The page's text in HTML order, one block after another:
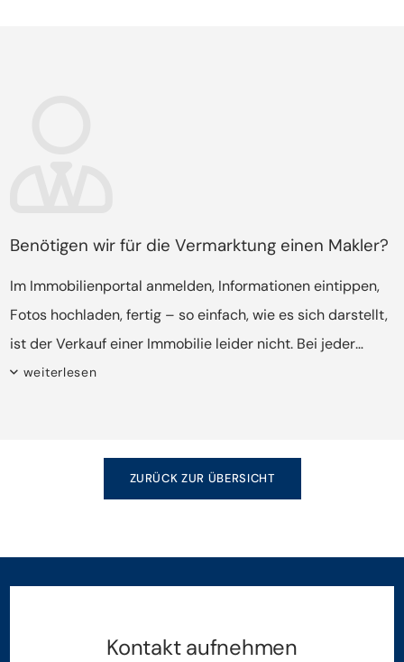
Benötigen wir für die Vermarktung einen Makler?
Im Immobilienportal anmelden, Informationen eintippen,
Fotos hochladen, fertig – so einfach, wie es sich darstellt,
ist der Verkauf einer Immobilie leider nicht. Bei jeder
Scheidung gibt es individuelle Faktoren zu
weiterlesen
ZURÜCK ZUR ÜBERSICHT
Kontakt aufnehmen